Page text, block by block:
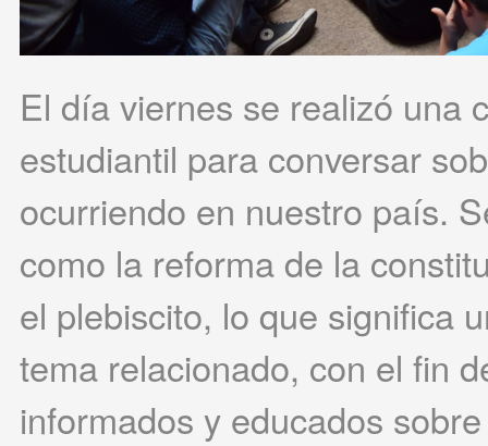
El día viernes se realizó una
estudiantil para conversar
ocurriendo en nuestro país.
como la reforma de la
el plebiscito, lo que significa
tema relacionado, con el fin
informados y educados